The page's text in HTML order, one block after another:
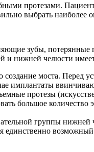
протезами.
выбрать наиболее
зубы,
и нижней челюсти
создание моста. Перед
имплантаты
протезы
большое количество
группы нижней
единственно